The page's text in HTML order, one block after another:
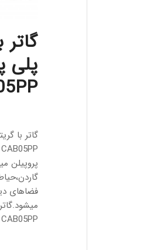
پلی
گاتر با
پروپیلن
فضاهای
CAB05PP با ابعاد عرض 100 عمق 50…